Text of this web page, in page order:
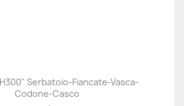
Serbatoio-Fiancate-Vasca-
Codone-Casco